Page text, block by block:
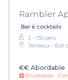
Rambler
Bar à cocktails
2 - 150 pers.
Terreaux - Bat
€€ Abordable
Privateaser :